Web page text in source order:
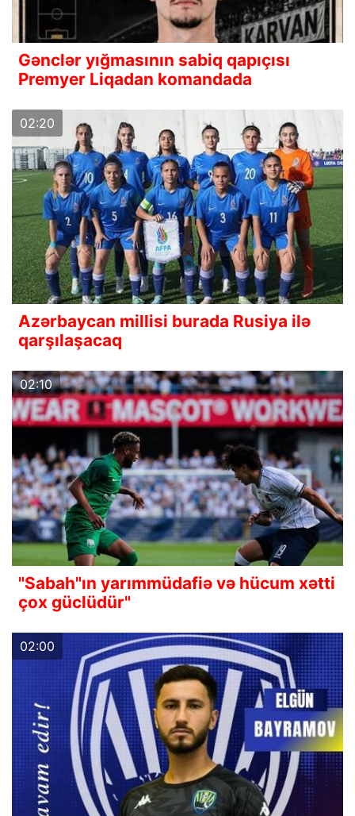
Gənclər yığmasının sabiq qapıçısı
Premyer Liqadan komandada
02:20
Azərbaycan millisi burada Rusiya ilə
qarşılaşacaq
02:10
"Sabah"ın yarımmüdafiə və hücum xətti
çox güclüdür"
02:00